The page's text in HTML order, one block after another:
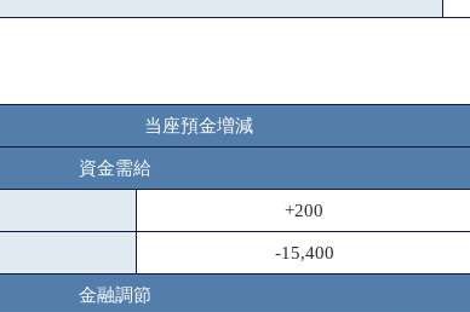
当座預金増減
資金需給
+200
-15,400
金融調節